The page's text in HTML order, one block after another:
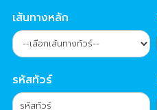
เส้นทางหลัก
รหัสทัวร์